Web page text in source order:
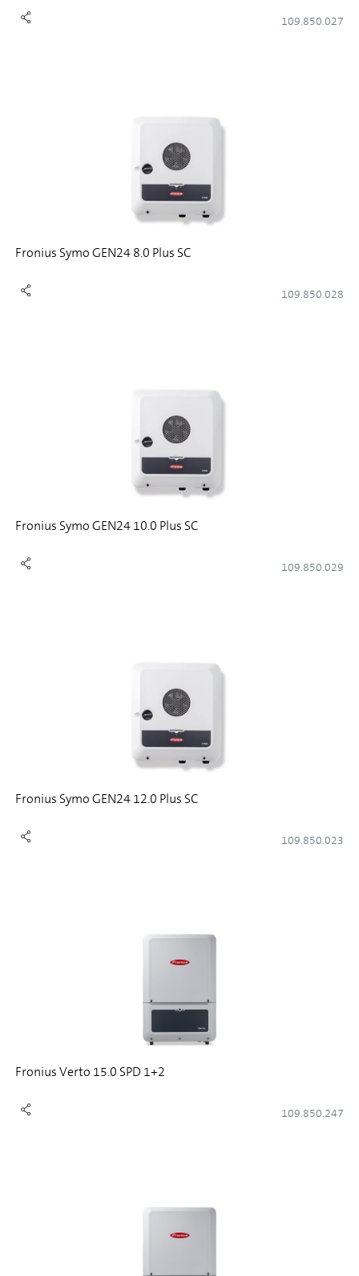
109.850.027
Fronius Symo GEN24 8.0 Plus SC
109.850.028
Fronius Symo GEN24 10.0 Plus SC
109.850.029
Fronius Symo GEN24 12.0 Plus SC
109.850.023
Fronius Verto 15.0 SPD 1+2
109.850.247